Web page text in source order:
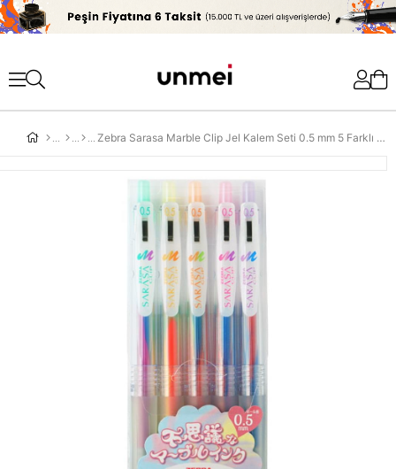
'
Zebra Sarasa Marble Clip Jel Kalem Seti 0.5 mm 5 Farklı Renk